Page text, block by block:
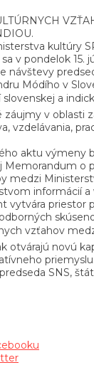
kultúry
v pondelok 15.
návštevy
Módího v
slovenskej a
v oblasti
vzdelávania,
aktu výmeny
Memorandum o
medzi
informácií a
vytvára priestor
vzťahov
otvárajú novú
priemyslu.
SNS,